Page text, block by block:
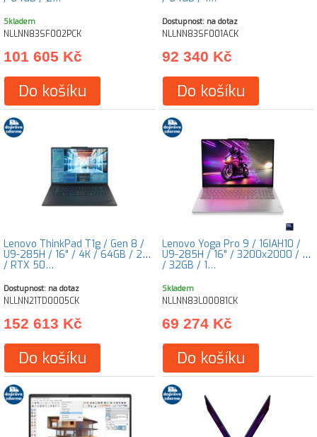
Skladem
NLLNN83SF002PCK
101 605 Kč
Do košíku
Dostupnost: na dotaz
NLLNN83SF001ACK
92 340 Kč
Do košíku
Lenovo ThinkPad T1g / Gen 8 /
U9-285H / 16" / 4K / 64GB / 2TB
/ RTX 50…
Dostupnost: na dotaz
NLLNN21TD0005CK
152 613 Kč
Do košíku
Lenovo Yoga Pro 9 / 16IAH10 /
U9-285H / 16" / 3200x2000 / T
/ 32GB / 1…
Skladem
NLLNN83L00081CK
69 274 Kč
Do košíku